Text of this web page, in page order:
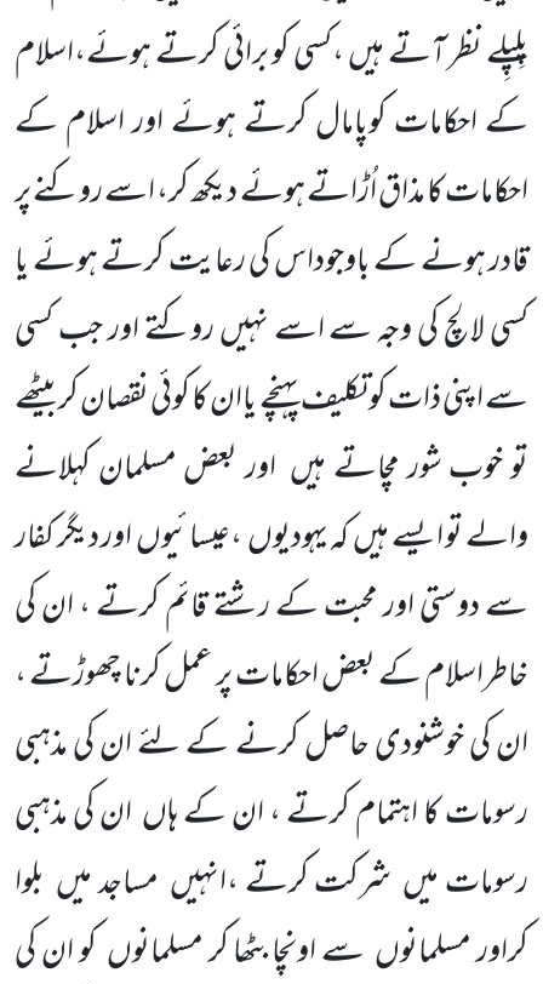
پِلپِلے نظر آتے ہیں ،کسی کو برائی کرتے ہوئے،اسلام
کے احکامات کوپامال کرتے ہوئے اور اسلام کے
احکامات کا مذاق اُڑاتے ہوئے دیکھ کر، اسے روکنے پر
قادر ہونے کے باوجوداس کی رعایت کرتے ہوئے یا
کسی لالچ کی وجہ سے اسے نہیں روکتے اور جب کسی
سے اپنی ذات کو تکلیف پہنچے یاان کا کوئی نقصان کر بیٹھے
تو خوب شور مچاتے ہیں اور بعض مسلمان کہلانے
والے تو ایسے ہیںکہ یہودیوں،عیسائیوںاور دیگر کفار
سے دوستی اور محبت کے رشتے قائم کرتے ، ان کی
خاطراسلام کے بعض احکامات پر عمل کرنا چھوڑتے ،
ان کی خوشنودی حاصل کرنے کے لئے ان کی مذہبی
رسومات کا اہتمام کرتے ، ان کے ہاںان کی مذہبی
رسومات میں شرکت کرتے ،انہیں مساجد میں بلوا
کراور مسلمانوں سے اونچا بٹھا کر مسلمانوںکو ان کی